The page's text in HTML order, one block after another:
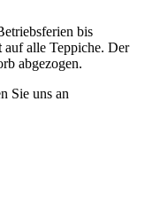
bis
auf alle Teppiche. Der
abgezogen.
Sie uns an